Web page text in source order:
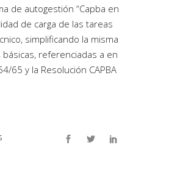
de autogestión “Capba en
de carga de las tareas
simplificando la misma
referenciadas a en
65 y la Resolución CAPBA